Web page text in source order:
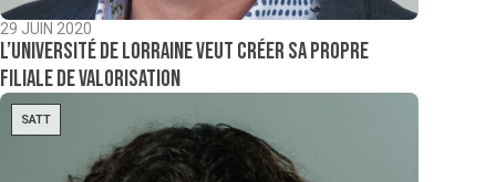
29 JUIN 2020
L’Université de Lorraine veut créer sa propre
filiale de valorisation
SATT